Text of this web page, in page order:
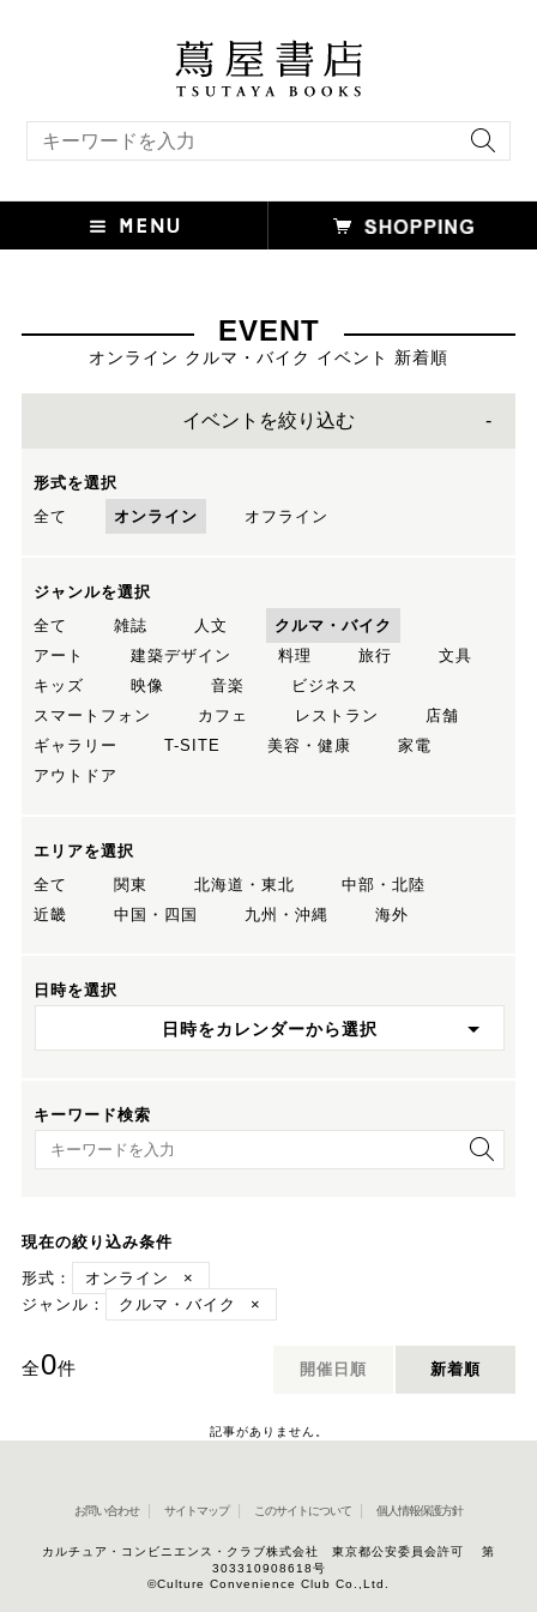
EVENT
オンライン クルマ・バイク イベント 新着順
イベントを絞り込む
形式を選択
全て
オンライン オフライン
ジャンルを選択
全て
雑誌 人文
クルマ・バイク
アート
建築デザイン 料理 旅行
文具
キッズ
映像 音楽
ビジネス
スマートフォン
カフェ レストラン
店舗
ギャラリー
T-SITE 美容・健康
家電
アウトドア
エリアを選択
全て
関東 北海道・東北
中部・北陸
近畿
中国・四国 九州・沖縄 海外
日時を選択
日時をカレンダーから選択
キーワード検索
キーワード検索
現在の絞り込み条件
形式：
オンライン
×
ジャンル：
クルマ・バイク ×
全0件 開催日順 新着順
記事がありません。
お問い合わせ サイトマップ このサイトについて 個人情報保護方針
カルチュア・コンビニエンス・クラブ株式会社 東京都公安委員会許可 第
303310908618号
©Culture Convenience Club Co.,Ltd.